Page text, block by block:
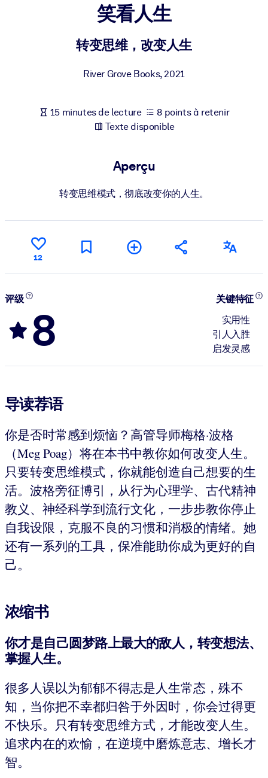
PAR SYSTÈME
Pour LMS/LXP
Intégrez des connaissances vérifiées et concises dans votre
Pour bibliothèques d'entreprise
Enrichissez votre bibliothèque d'entreprise avec des
Pour les systèmes d’IA
structurées pour améliorer les résultats.
笑看人生
转变思维，改变人生
River Grove Books,2021
15 minutes de lecture
8 points à retenir
Texte disponible
Aperçu
转变思维模式，彻底改变你的人生。
12
评级
8
关键特征
实用性
引人入胜
启发灵感
导读荐语
你是否时常感到烦恼？高管导师梅格·波格
（Meg Poag）将在本书中教你如何改变人生。
只要转变思维模式，你就能创造自己想要的生
活。波格旁征博引，从行为心理学、古代精神
教义、神经科学到流行文化，一步步教你停止
自我设限，克服不良的习惯和消极的情绪。她
还有一系列的工具，保准能助你成为更好的自
己。
浓缩书
你才是自己圆梦路上最大的敌人，转变想法、
掌握人生。
很多人误以为郁郁不得志是人生常态，殊不
知，当你把不幸都归咎于外因时，你会过得更
不快乐。只有转变思维方式，才能改变人生。
追求内在的欢愉，在逆境中磨炼意志、增长才
智。